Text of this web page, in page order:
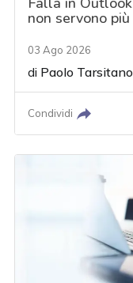
non servono
03 Ago 2026
di Paolo Tarsitano
Condividi